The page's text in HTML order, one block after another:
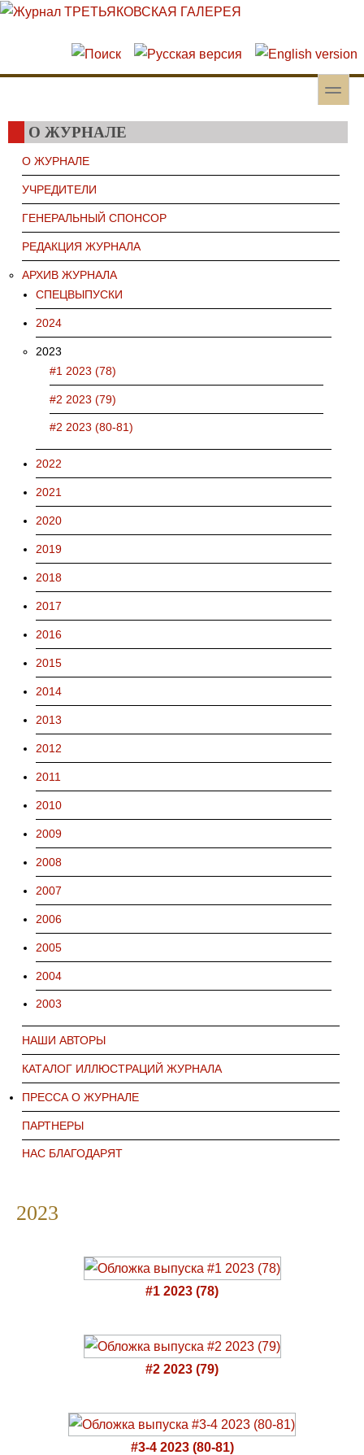
Перейти к основному содержанию
Skip to search
toggle
О ЖУРНАЛЕ
О ЖУРНАЛЕ
УЧРЕДИТЕЛИ
ГЕНЕРАЛЬНЫЙ СПОНСОР
РЕДАКЦИЯ ЖУРНАЛА
АРХИВ ЖУРНАЛА
СПЕЦВЫПУСКИ
2024
2023
#1 2023 (78)
#2 2023 (79)
#2 2023 (80-81)
2022
2021
2020
2019
2018
2017
2016
2015
2014
2013
2012
2011
2010
2009
2008
2007
2006
2005
2004
2003
НАШИ АВТОРЫ
КАТАЛОГ ИЛЛЮСТРАЦИЙ ЖУРНАЛА
ПРЕССА О ЖУРНАЛЕ
ПАРТНЕРЫ
НАС БЛАГОДАРЯТ
2023
#1 2023 (78)
#2 2023 (79)
#3-4 2023 (80-81)